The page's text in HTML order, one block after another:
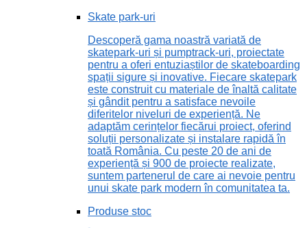
Skate park-uri
Descoperă gama noastră variată de
skatepark-uri și pumptrack-uri, proiectate
pentru a oferi entuziaștilor de skateboarding
spații sigure și inovative. Fiecare skatepark
este construit cu materiale de înaltă calitate
și gândit pentru a satisface nevoile
diferitelor niveluri de experiență. Ne
adaptăm cerințelor fiecărui proiect, oferind
soluții personalizate și instalare rapidă în
toată România. Cu peste 20 de ani de
experiență și 900 de proiecte realizate,
suntem partenerul de care ai nevoie pentru
unui skate park modern în comunitatea ta.
Produse stoc